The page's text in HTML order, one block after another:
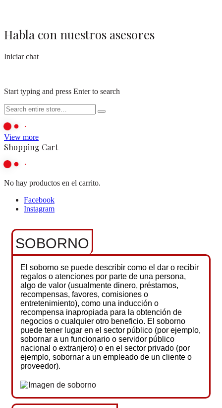
Habla con nuestros asesores
Iniciar chat
Start typing and press Enter to search
View more
Shopping Cart
No hay productos en el carrito.
Facebook
Instagram
SOBORNO
El soborno se puede describir como el dar o recibir
regalos o atenciones por parte de una persona,
algo de valor (usualmente dinero, préstamos,
recompensas, favores, comisiones o
entretenimiento), como una inducción o
recompensa inapropiada para la obtención de
negocios o cualquier otro beneficio. El soborno
puede tener lugar en el sector público (por ejemplo,
sobornar a un funcionario o servidor público
nacional o extranjero) o en el sector privado (por
ejemplo, sobornar a un empleado de un cliente o
proveedor).